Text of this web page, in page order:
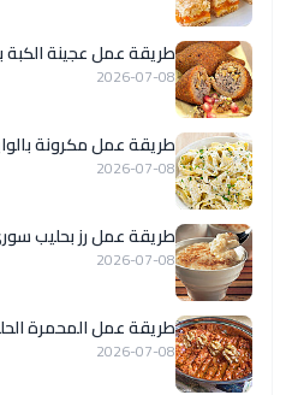
طريقة عمل عجينة الكبة
2026-07-08
طريقة عمل مكرونة
2026-07-08
طريقة عمل رز بحليب سوري بـ 5
2026-07-08
طريقة عمل المحمرة
2026-07-08